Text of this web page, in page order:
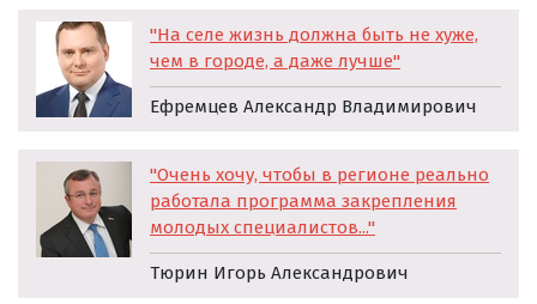
"На селе жизнь должна быть не хуже,
чем в городе, а даже лучше"
Ефремцев Александр Владимирович
"Очень хочу, чтобы в регионе реально
работала программа закрепления
молодых специалистов..."
Тюрин Игорь Александрович